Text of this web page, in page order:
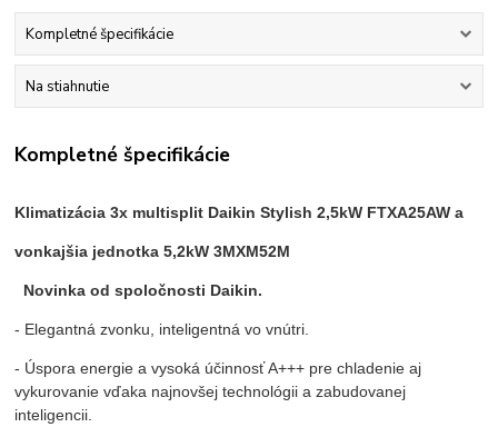
Kompletné špecifikácie
Na stiahnutie
Kompletné špecifikácie
Klimatizácia 3x multisplit Daikin Stylish 2,5kW FTXA25AW a
vonkajšia jednotka 5,2kW 3MXM52M
Novinka od spoločnosti Daikin.
- Elegantná zvonku, inteligentná vo vnútri.
- Úspora energie a vysoká účinnosť A+++ pre chladenie aj
vykurovanie vďaka najnovšej technológii a zabudovanej
inteligencii.